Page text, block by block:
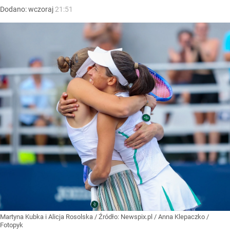
Dodano:wczoraj 21:51
Martyna Kubka i Alicja Rosolska / Źródło: Newspix.pl / Anna Klepaczko /
Fotopyk